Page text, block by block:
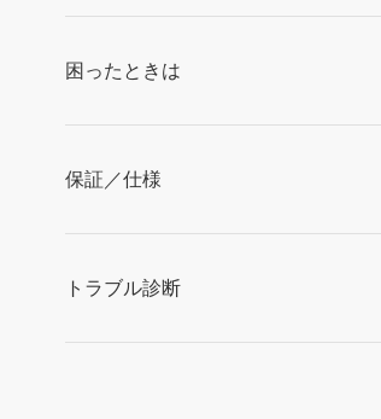
困ったときは
保証／仕様
トラブル診断